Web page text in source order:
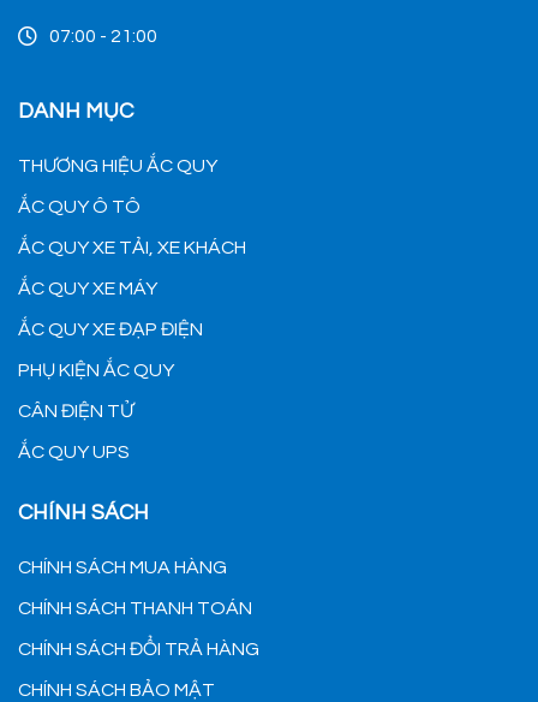
07:00 - 21:00
DANH MỤC
THƯƠNG HIỆU ẮC QUY
ẮC QUY Ô TÔ
ẮC QUY XE TẢI, XE KHÁCH
ẮC QUY XE MÁY
ẮC QUY XE ĐẠP ĐIỆN
PHỤ KIỆN ẮC QUY
CÂN ĐIỆN TỬ
ẮC QUY UPS
CHÍNH SÁCH
CHÍNH SÁCH MUA HÀNG
CHÍNH SÁCH THANH TOÁN
CHÍNH SÁCH ĐỔI TRẢ HÀNG
CHÍNH SÁCH BẢO MẬT